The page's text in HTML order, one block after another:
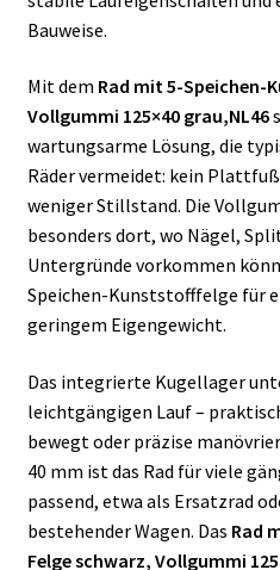
Bauweise.
Mit dem Rad mit 5-Speichen-
Vollgummi 125×40 grau,NL46
wartungsarme Lösung, die
Räder vermeidet: kein
weniger Stillstand. Die
besonders dort, wo Nägel,
Untergründe vorkommen
Speichen-Kunststofffelge für
geringem Eigengewicht.
Das integrierte Kugellager
leichtgängigen Lauf –
bewegt oder präzise
40 mm ist das Rad für viele
passend, etwa als Ersatzrad
bestehender Wagen. Das Rad
Felge schwarz, Vollgummi